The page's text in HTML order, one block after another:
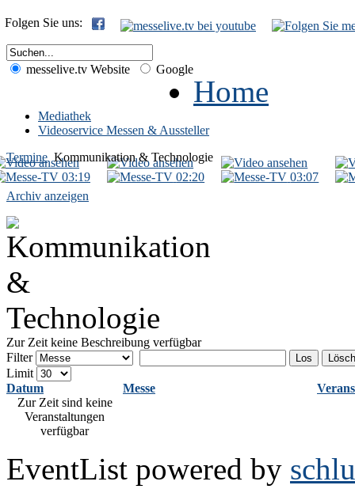
Folgen Sie uns:
messelive.tv Website Google
Home
Mediathek
Videoservice Messen & Aussteller
Termine Kommunikation & Technologie
03:19
02:20
03:07
Archiv anzeigen
Zur Zeit keine Beschreibung verfügbar
Filter
Los
Limit
Datum
Messe
Zur Zeit sind keine
Veranstaltungen
verfügbar
EventList powered by